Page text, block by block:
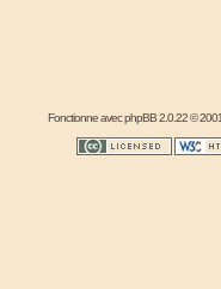
Fonctionne avecphpBB2.0.22 ©